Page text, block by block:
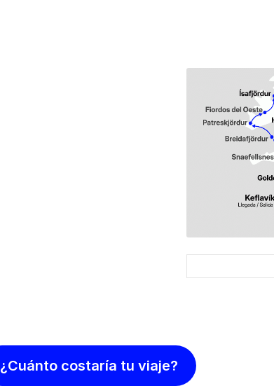
¿Cuánto costaría tu viaje?